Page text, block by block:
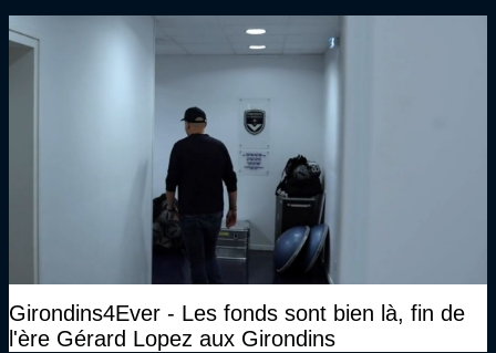
Girondins4Ever - Les fonds sont bien là, fin de
l'ère Gérard Lopez aux Girondins